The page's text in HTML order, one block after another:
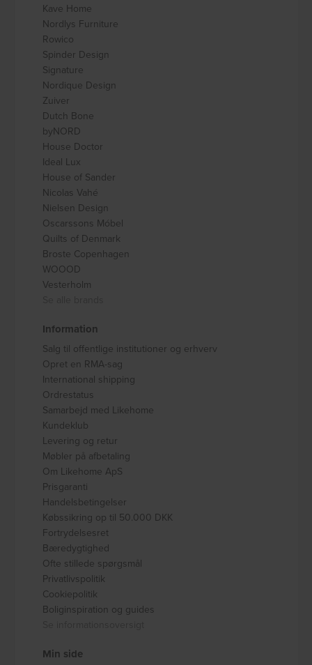
Kave Home
Nordlys Furniture
Rowico
Spinder Design
Signature
Nordique Design
Zuiver
Dutch Bone
byNORD
House Doctor
Ideal Lux
House of Sander
Nicolas Vahé
Nielsen Design
Oscarssons Móbel
Quilts of Denmark
Broste Copenhagen
WOOOD
Vesterholm
Information
Salg til offentlige institutioner og erhverv
Opret en RMA-sag
International shipping
Ordrestatus
Samarbejd med Likehome
Kundeklub
Levering og retur
Møbler på afbetaling
Om Likehome ApS
Prisgaranti
Handelsbetingelser
Købssikring op til 50.000 DKK
Fortrydelsesret
Bæredygtighed
Ofte stillede spørgsmål
Privatlivspolitik
Cookiepolitik
Boliginspiration og guides
Min side